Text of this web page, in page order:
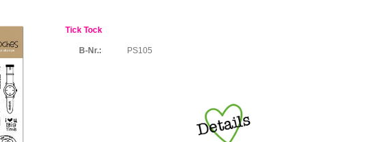
Tick Tock
B-Nr.: PS105